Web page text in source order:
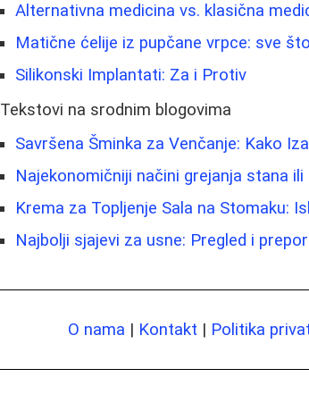
Alternativna medicina vs. klasična
Matične ćelije iz pupčane vrpce: sve
Silikonski Implantati: Za i Protiv
Tekstovi na srodnim blogovima
Savršena Šminka za Venčanje: Kako
Najekonomičniji načini grejanja stana
Krema za Topljenje Sala na Stomaku:
Najbolji sjajevi za usne: Pregled i
O nama | Kontakt | Politika